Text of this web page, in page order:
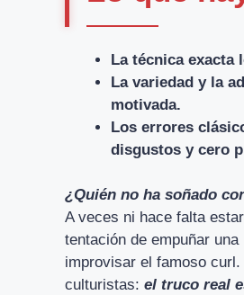
La técnica exacta
La variedad y la
motivada.
Los errores
disgustos y cero
¿Quién no ha soñado
A veces ni hace falta
tentación de empuñar
improvisar el famoso
culturistas: el truco real